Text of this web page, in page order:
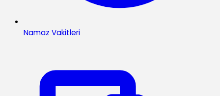
Namaz Vakitleri